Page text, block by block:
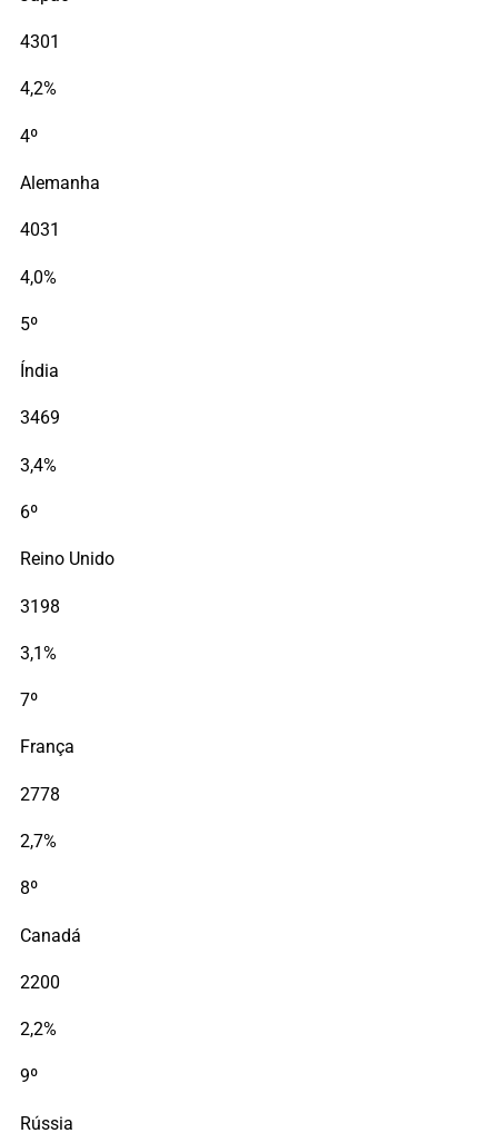
4301
4,2%
4º
Alemanha
4031
4,0%
5º
Índia
3469
3,4%
6º
Reino Unido
3198
3,1%
7º
França
2778
2,7%
8º
Canadá
2200
2,2%
9º
Rússia